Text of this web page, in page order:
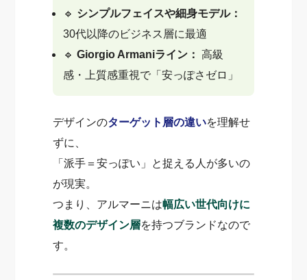
🔹 シンプルフェイスや細身モデル：
30代以降のビジネス層に最適
🔹Giorgio Armaniライン： 高級
感・上質感重視で「安っぽさゼロ」
デザインのターゲット層の違いを理解せ
ずに、
「派手＝安っぽい」と捉える人が多いの
が現実。
つまり、アルマーニは幅広い世代向けに
複数のデザイン層を持つブランドなので
す。